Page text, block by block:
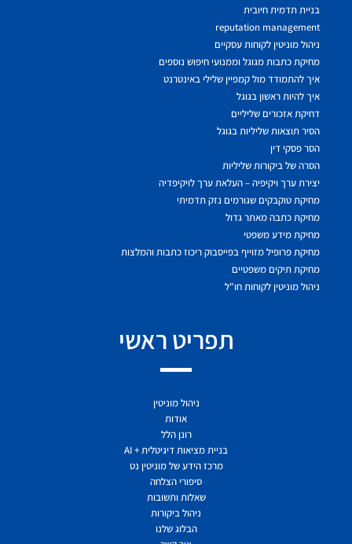
בניית תדמית חיובית
reputation management
ניהול מוניטין לקוחות עסקיים
מחיקת כתבות מגוגל וממנועי חיפוש נוספים
איך להתמודד מול קמפיין שלילי באינטרנט
איך להיות ראשון בגוגל
דחיקת אזכורים שליליים
הסיר תוצאות שליליות בגוגל
הסר פסקי דין
הסרה של ביקורות שליליות
יצירת ערך ויקיפיה – העלאת ערך לויקיפדיה
מחיקת טוקבקים שגורמים נזק תדמיתי
מחיקת כתבה מאתר גדול
מחיקת מידע משפטי
מחיקת פרופיל מזוייף בפייסבוק ריכוז כתבות והמלצות
מחיקת תיקים משפטיים
ניהול מוניטין לקוחות חו"ל
תפריט ראשי
ניהול מוניטין
אודות
רונן הלל
בניית מציאות דיגיטלית + AI
מרכז הידע של מוניטין נט
סיפורי הצלחה
שאלות ותשובות
ניהול ביקורות
הבלוג שלנו